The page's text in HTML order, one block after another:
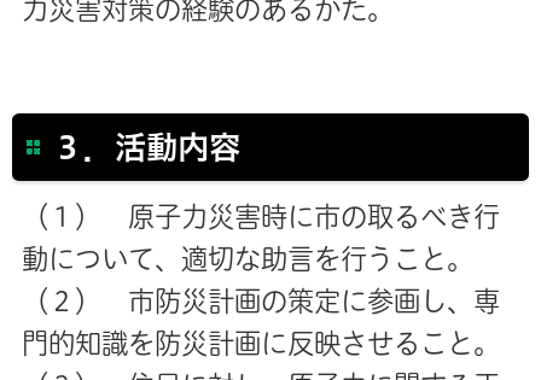
力災害対策の経験のあるかた。
３．活動内容
（１） 原子力災害時に市の取るべき行
動について、適切な助言を行うこと。
（２） 市防災計画の策定に参画し、専
門的知識を防災計画に反映させること。